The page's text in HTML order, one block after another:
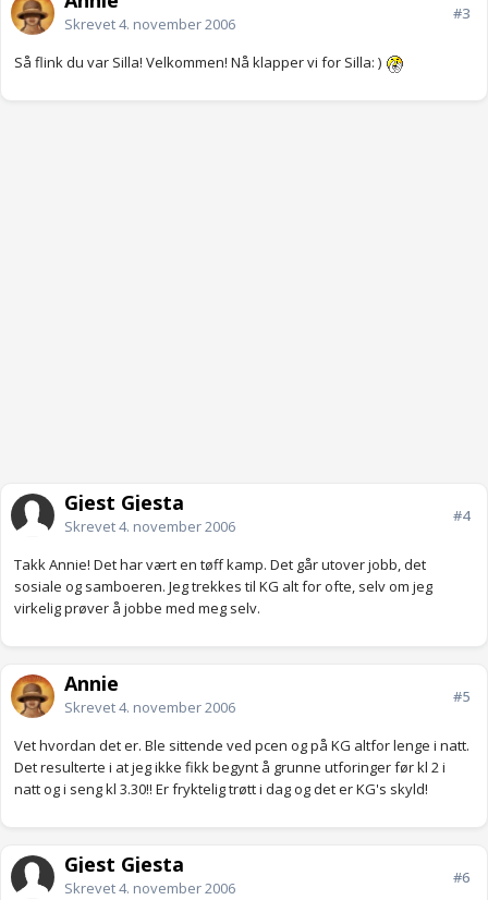
Skrevet4. november 2006
#3
Så flink du var Silla! Velkommen! Nå klapper vi for Silla: )
Gjest Gjesta
Skrevet4. november 2006
#4
Takk Annie! Det har vært en tøff kamp. Det går utover jobb, det
sosiale og samboeren. Jeg trekkes til KG alt for ofte, selv om jeg
virkelig prøver å jobbe med meg selv.
Annie
Skrevet4. november 2006
#5
Vet hvordan det er. Ble sittende ved pcen og på KG altfor lenge i natt.
Det resulterte i at jeg ikke fikk begynt å grunne utforinger før kl 2 i
natt og i seng kl 3.30!! Er fryktelig trøtt i dag og det er KG's skyld!
Gjest Gjesta
Skrevet4. november 2006
#6